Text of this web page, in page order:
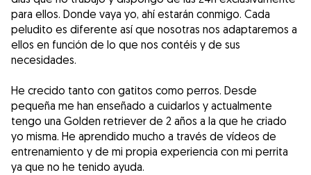
para ellos. Donde vaya yo, ahí estarán conmigo. Cada
peludito es diferente así que nosotras nos adaptaremos a
ellos en función de lo que nos contéis y de sus
necesidades.
He crecido tanto con gatitos como perros. Desde
pequeña me han enseñado a cuidarlos y actualmente
tengo una Golden retriever de 2 años a la que he criado
yo misma. He aprendido mucho a través de vídeos de
entrenamiento y de mi propia experiencia con mi perrita
ya que no he tenido ayuda.